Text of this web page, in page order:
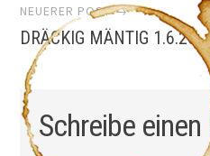
NEUERER POST →
DRÄCKIG MÄNTIG 1.6.26
Schreibe